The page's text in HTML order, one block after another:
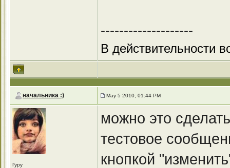
--------------------
В действительности
начальника :) May 5 2010, 01:44 PM
Гуру
можно это
тестовое
кнопкой